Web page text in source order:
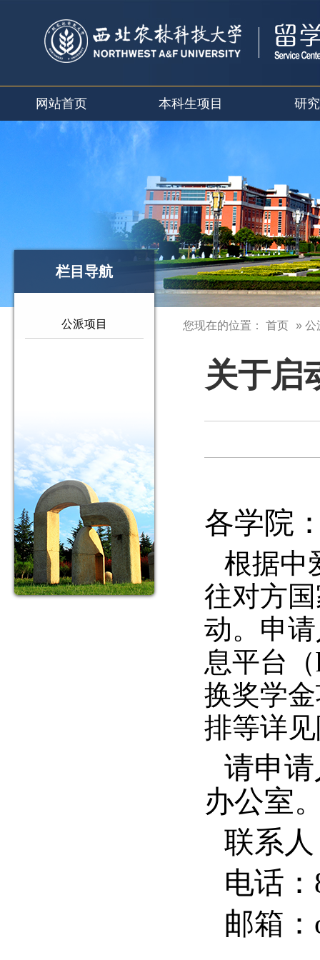
网站首页 本科生项目 研
栏目导航
公派项目 您现在的位置： 首页 » 公
关于启
各学院
根据中
往对方
动。申
息平台
换奖学
排等详
请申
办公室
联系
电话：
邮箱：